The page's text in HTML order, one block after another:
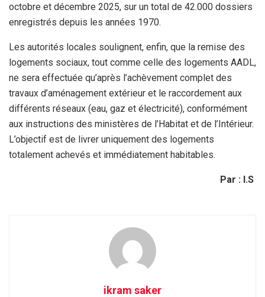
octobre et décembre 2025, sur un total de 42.000 dossiers
enregistrés depuis les années 1970.
Les autorités locales soulignent, enfin, que la remise des
logements sociaux, tout comme celle des logements AADL,
ne sera effectuée qu’après l’achèvement complet des
travaux d’aménagement extérieur et le raccordement aux
différents réseaux (eau, gaz et électricité), conformément
aux instructions des ministères de l’Habitat et de l’Intérieur.
L’objectif est de livrer uniquement des logements
totalement achevés et immédiatement habitables.
Par : I.S
ikram saker